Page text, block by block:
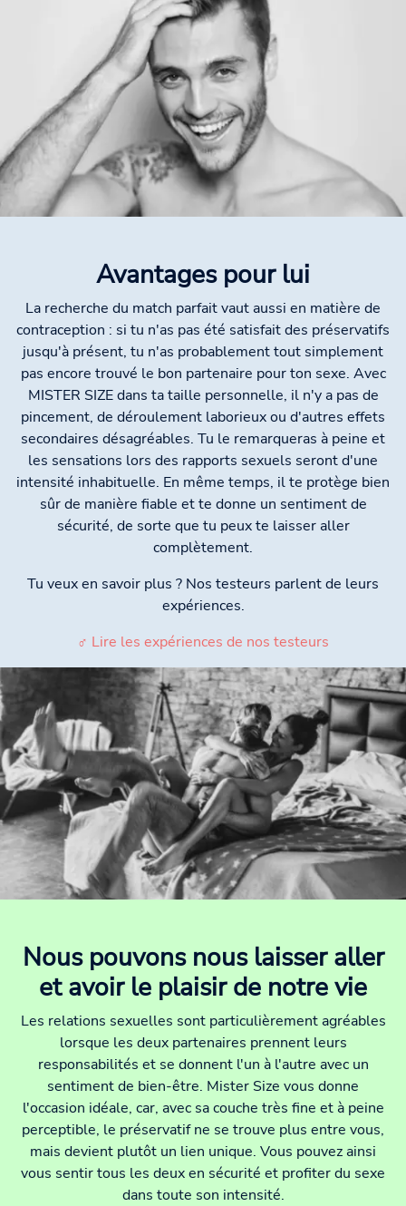
Avantages pour lui
La recherche du match parfait vaut aussi en matière de
contraception : si tu n'as pas été satisfait des préservatifs
jusqu'à présent, tu n'as probablement tout simplement
pas encore trouvé le bon partenaire pour ton sexe. Avec
MISTER SIZE dans ta taille personnelle, il n'y a pas de
pincement, de déroulement laborieux ou d'autres effets
secondaires désagréables. Tu le remarqueras à peine et
les sensations lors des rapports sexuels seront d'une
intensité inhabituelle. En même temps, il te protège bien
sûr de manière fiable et te donne un sentiment de
sécurité, de sorte que tu peux te laisser aller
complètement.
Tu veux en savoir plus ? Nos testeurs parlent de leurs
expériences.
♂ Lire les expériences de nos testeurs
Nous pouvons nous laisser aller
et avoir le plaisir de notre vie
Les relations sexuelles sont particulièrement agréables
lorsque les deux partenaires prennent leurs
responsabilités et se donnent l'un à l'autre avec un
sentiment de bien-être. Mister Size vous donne
l'occasion idéale, car, avec sa couche très fine et à peine
perceptible, le préservatif ne se trouve plus entre vous,
mais devient plutôt un lien unique. Vous pouvez ainsi
vous sentir tous les deux en sécurité et profiter du sexe
dans toute son intensité.